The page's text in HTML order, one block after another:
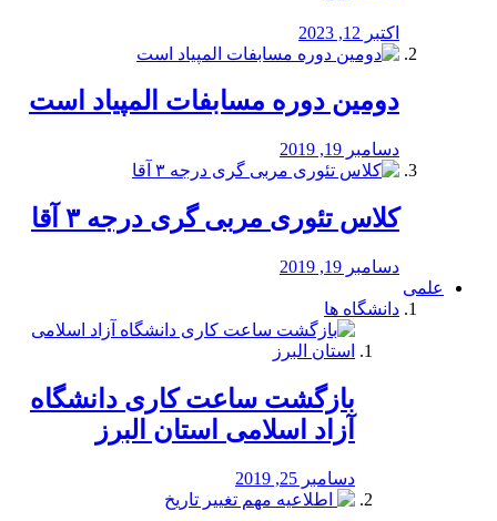
اکتبر 12, 2023
دومین دوره مسابفات المپیاد است
دسامبر 19, 2019
کلاس تئوری مربی گری درجه ۳ آقا
دسامبر 19, 2019
علمی
دانشگاه ها
بازگشت ساعت کاری دانشگاه
آزاد اسلامی استان البرز
دسامبر 25, 2019